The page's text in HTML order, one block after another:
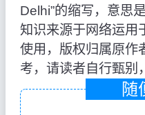
Delhi”的缩写，意思
知识来源于网络运用
使用，版权归属原作
考，请读者自行甄别
随